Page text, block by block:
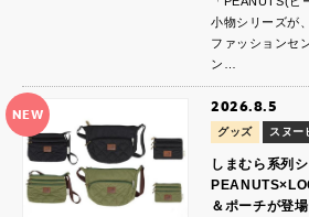
小物シリーズが
ファッションセ
ン…
NEW 2026.8.5
グッズ スヌー
しまむら系列
＆ポーチが登